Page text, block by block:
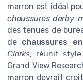
marron est idéal
chaussures derby
des tenues de
de chaussures
Clarks, réunit
Grand View
marron devrait